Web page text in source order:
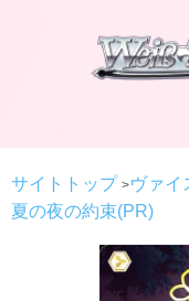
サイトトップ ヴァイ
夏の夜の約束(PR)